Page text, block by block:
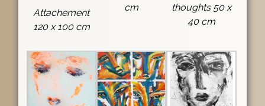
Attachement
120 x 100 cm
cm
thoughts 50 x
40 cm